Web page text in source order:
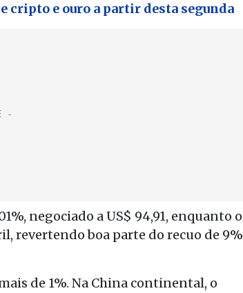
cripto e ouro a partir desta segunda
negociado a US$ 94,91, enquanto o
revertendo boa parte do recuo de 9%
de 1%. Na China continental, o